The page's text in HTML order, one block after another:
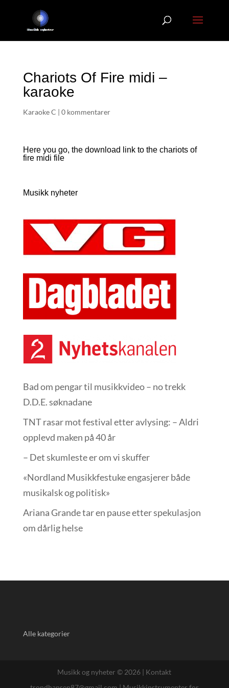
Chariots Of Fire midi –
karaoke
Karaoke C | 0 kommentarer
Here you go, the download link to the chariots of
fire midi file
Musikk nyheter
Bad om pengar til musikkvideo – no trekk
D.D.E. søknadane
TNT rasar mot festival etter avlysing: – Aldri
opplevd maken på 40 år
– Det skumleste er om vi skuffer
«Nordland Musikkfest­uke engasjerer både
musikalsk og politisk»
Ariana Grande tar en pause etter spekulasjon
om dårlig helse
Alle kategorier
Musikk og nyheter © 2026 | Kontakt